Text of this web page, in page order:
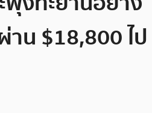
น $18,800 ไป